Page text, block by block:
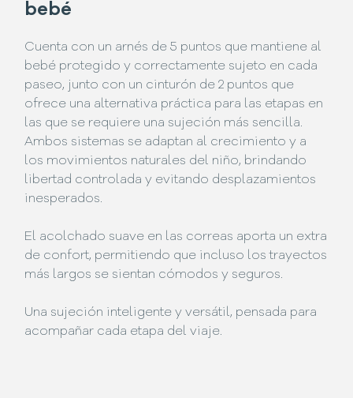
bebé
Cuenta con un arnés de 5 puntos que mantiene al
bebé protegido y correctamente sujeto en cada
paseo, junto con un cinturón de 2 puntos que
ofrece una alternativa práctica para las etapas en
las que se requiere una sujeción más sencilla.
Ambos sistemas se adaptan al crecimiento y a
los movimientos naturales del niño, brindando
libertad controlada y evitando desplazamientos
inesperados.
El acolchado suave en las correas aporta un extra
de confort, permitiendo que incluso los trayectos
más largos se sientan cómodos y seguros.
Una sujeción inteligente y versátil, pensada para
acompañar cada etapa del viaje.